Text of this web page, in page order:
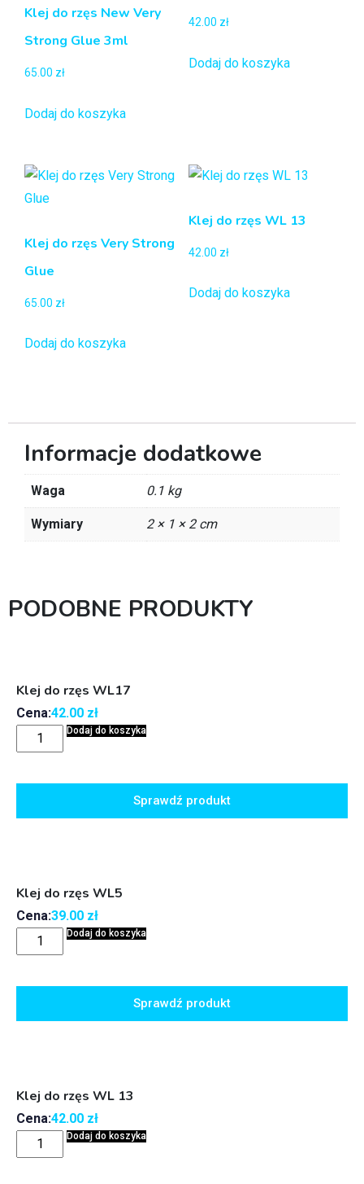
Klej do rzęs New Very
Strong Glue 3ml
65.00 zł
Dodaj do koszyka
42.00 zł
Dodaj do koszyka
Klej do rzęs Very Strong
Glue
65.00 zł
Dodaj do koszyka
Klej do rzęs WL 13
42.00 zł
Dodaj do koszyka
Informacje dodatkowe
Waga 0.1 kg
Wymiary 2 × 1 × 2 cm
PODOBNE PRODUKTY
Klej do rzęs WL17
Cena:42.00 zł
Dodaj do koszyka
Sprawdź produkt
Klej do rzęs WL5
Cena:39.00 zł
Dodaj do koszyka
Sprawdź produkt
Klej do rzęs WL 13
Cena:42.00 zł
Dodaj do koszyka